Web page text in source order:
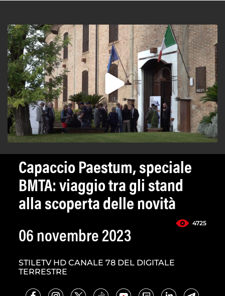
Capaccio Paestum, speciale
BMTA: viaggio tra gli stand
alla scoperta delle novità
4725
06 novembre 2023
STILETV HD CANALE 78 DEL DIGITALE
TERRESTRE